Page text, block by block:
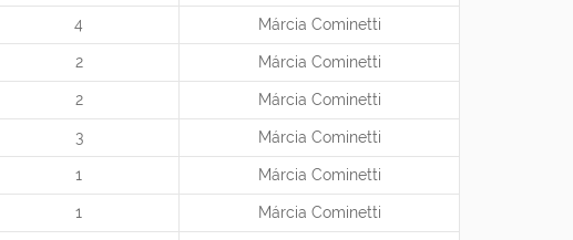
4 Márcia Cominetti
2 Márcia Cominetti
2 Márcia Cominetti
3 Márcia Cominetti
1 Márcia Cominetti
1 Márcia Cominetti